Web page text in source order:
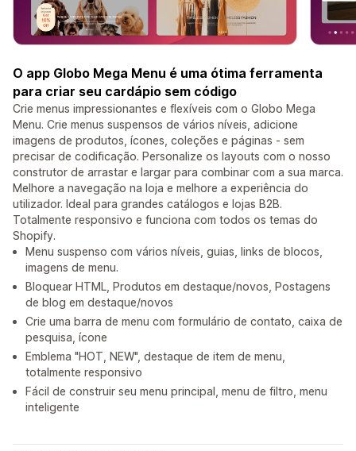
O app Globo Mega Menu é uma ótima ferramenta
para criar seu cardápio sem código
Crie menus impressionantes e flexíveis com o Globo Mega
Menu. Crie menus suspensos de vários níveis, adicione
imagens de produtos, ícones, coleções e páginas - sem
precisar de codificação. Personalize os layouts com o nosso
construtor de arrastar e largar para combinar com a sua marca.
Melhore a navegação na loja e melhore a experiência do
utilizador. Ideal para grandes catálogos e lojas B2B.
Totalmente responsivo e funciona com todos os temas do
Shopify.
Menu suspenso com vários níveis, guias, links de blocos,
imagens de menu.
Bloquear HTML, Produtos em destaque/novos, Postagens
de blog em destaque/novos
Crie uma barra de menu com formulário de contato, caixa de
pesquisa, ícone
Emblema "HOT, NEW", destaque de item de menu,
totalmente responsivo
Fácil de construir seu menu principal, menu de filtro, menu
inteligente